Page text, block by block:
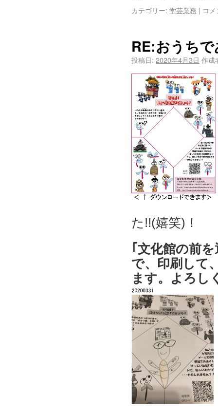
カテゴリー: 学芸業務 | コ
RE:おうち
投稿日: 2020年4月3日 作成
た!!(嬉笑)！
｢文化館の前
で、印刷して
ます。よろし